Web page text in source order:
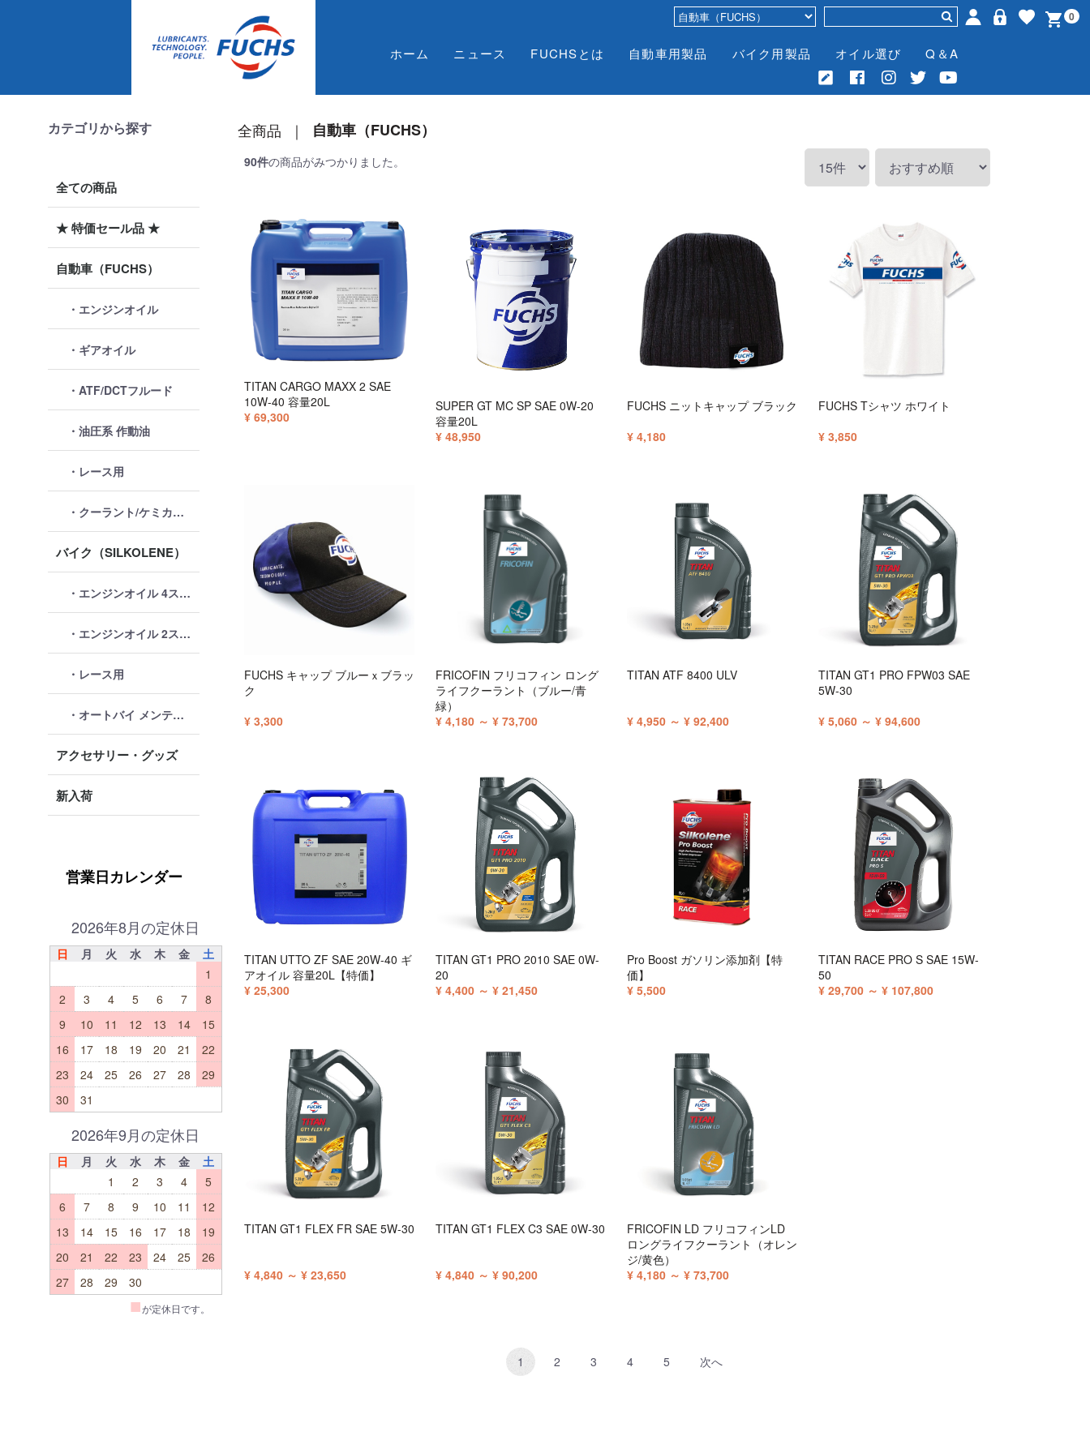
0
ホーム ニュース FUCHSとは 自動車用製品 バイク用製品 オイル選び Q＆A
カテゴリから探す
全ての商品
★ 特価セール品 ★
自動車（FUCHS）
・エンジンオイル
・ギアオイル
・ATF/DCTフルード
・油圧系 作動油
・レース用
・クーラント/ケミカル類
バイク（SILKOLENE）
・エンジンオイル 4ストローク
・エンジンオイル 2ストローク
・レース用
・オートバイ メンテナンス
アクセサリー・グッズ
新入荷
営業日カレンダー
2026年8月の定休日
日 月 火 水 木 金
土
1
2
3 4 5 6 7
8
9
10 11 12 13 14
15
16
17 18 19 20 21
22
23
24 25 26 27 28
29
30
31
2026年9月の定休日
日 月 火 水 木 金
土
1
2 3 4
5
6
7 8 9 10 11
12
13
14 15 16 17 18
19
20
21 22 23 24 25
26
27
28 29 30
■が定休日です。
全商品 自動車（FUCHS）
90件の商品がみつかりました。
TITAN CARGO MAXX 2 SAE
10W-40 容量20L
¥ 69,300
SUPER GT MC SP SAE 0W-20
容量20L
¥ 48,950
FUCHS ニットキャップ ブラック
¥ 4,180
FUCHS Tシャツ ホワイト
¥ 3,850
FUCHS キャップ ブルーｘブラッ
ク
¥ 3,300
FRICOFIN フリコフィン ロング
ライフクーラント（ブルー/青
緑）
¥ 4,180 ～ ¥ 73,700
TITAN ATF 8400 ULV
¥ 4,950 ～ ¥ 92,400
TITAN GT1 PRO FPW03 SAE
5W-30
¥ 5,060 ～ ¥ 94,600
TITAN UTTO ZF SAE 20W-40 ギ
アオイル 容量20L【特価】
¥ 25,300
TITAN GT1 PRO 2010 SAE 0W-
20
¥ 4,400 ～ ¥ 21,450
Pro Boost ガソリン添加剤【特
価】
¥ 5,500
TITAN RACE PRO S SAE 15W-
50
¥ 29,700 ～ ¥ 107,800
TITAN GT1 FLEX FR SAE 5W-30
¥ 4,840 ～ ¥ 23,650
TITAN GT1 FLEX C3 SAE 0W-30
¥ 4,840 ～ ¥ 90,200
FRICOFIN LD フリコフィンLD
ロングライフクーラント（オレン
ジ/黄色）
¥ 4,180 ～ ¥ 73,700
1 2 3 4 5 次へ